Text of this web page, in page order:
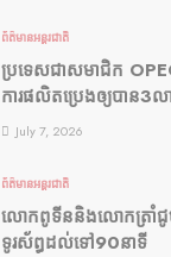
ព័ត៌មានអន្តរជាតិ
ប្រទេសជាសមាជិក
ការផលិតប្រេងឲ្យបាន3
July 7, 2026
ព័ត៌មានអន្តរជាតិ
លោកពូទីននិងលោកត្រាំជូប
ទូរស័ព្ធដល់ទៅ90នាទី